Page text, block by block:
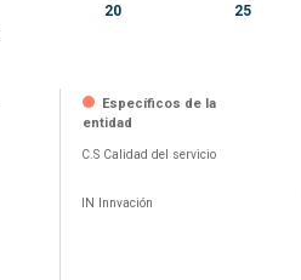
20 25
Específicos de la
entidad
C.S Calidad del servicio
IN Innvación